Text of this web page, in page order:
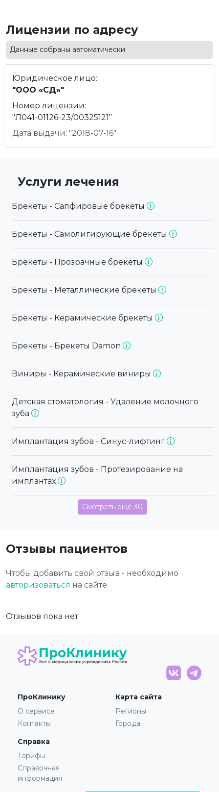
Лицензии по адресу
Данные собраны автоматически
Юридическое лицо:
"ООО «СД»"
Номер лицензии:
"Л041-01126-23/00325121"
Дата выдачи: "2018-07-16"
Услуги лечения
Брекеты - Сапфировые брекеты
Брекеты - Самолигирующие брекеты
Брекеты - Прозрачные брекеты
Брекеты - Металлические брекеты
Брекеты - Керамические брекеты
Брекеты - Брекеты Damon
Виниры - Керамические виниры
Детская стоматология - Удаление молочного
зуба
Имплантация зубов - Синус-лифтинг
Имплантация зубов - Протезирование на
имплантах
Смотреть еще 30
Отзывы пациентов
Чтобы добавить свой отзыв - необходимо
авторизоваться на сайте.
Отзывов пока нет
ПроКлинику
О сервисе
Контакты
Карта сайта
Регионы
Города
Справка
Тарифы
Справочная
информация